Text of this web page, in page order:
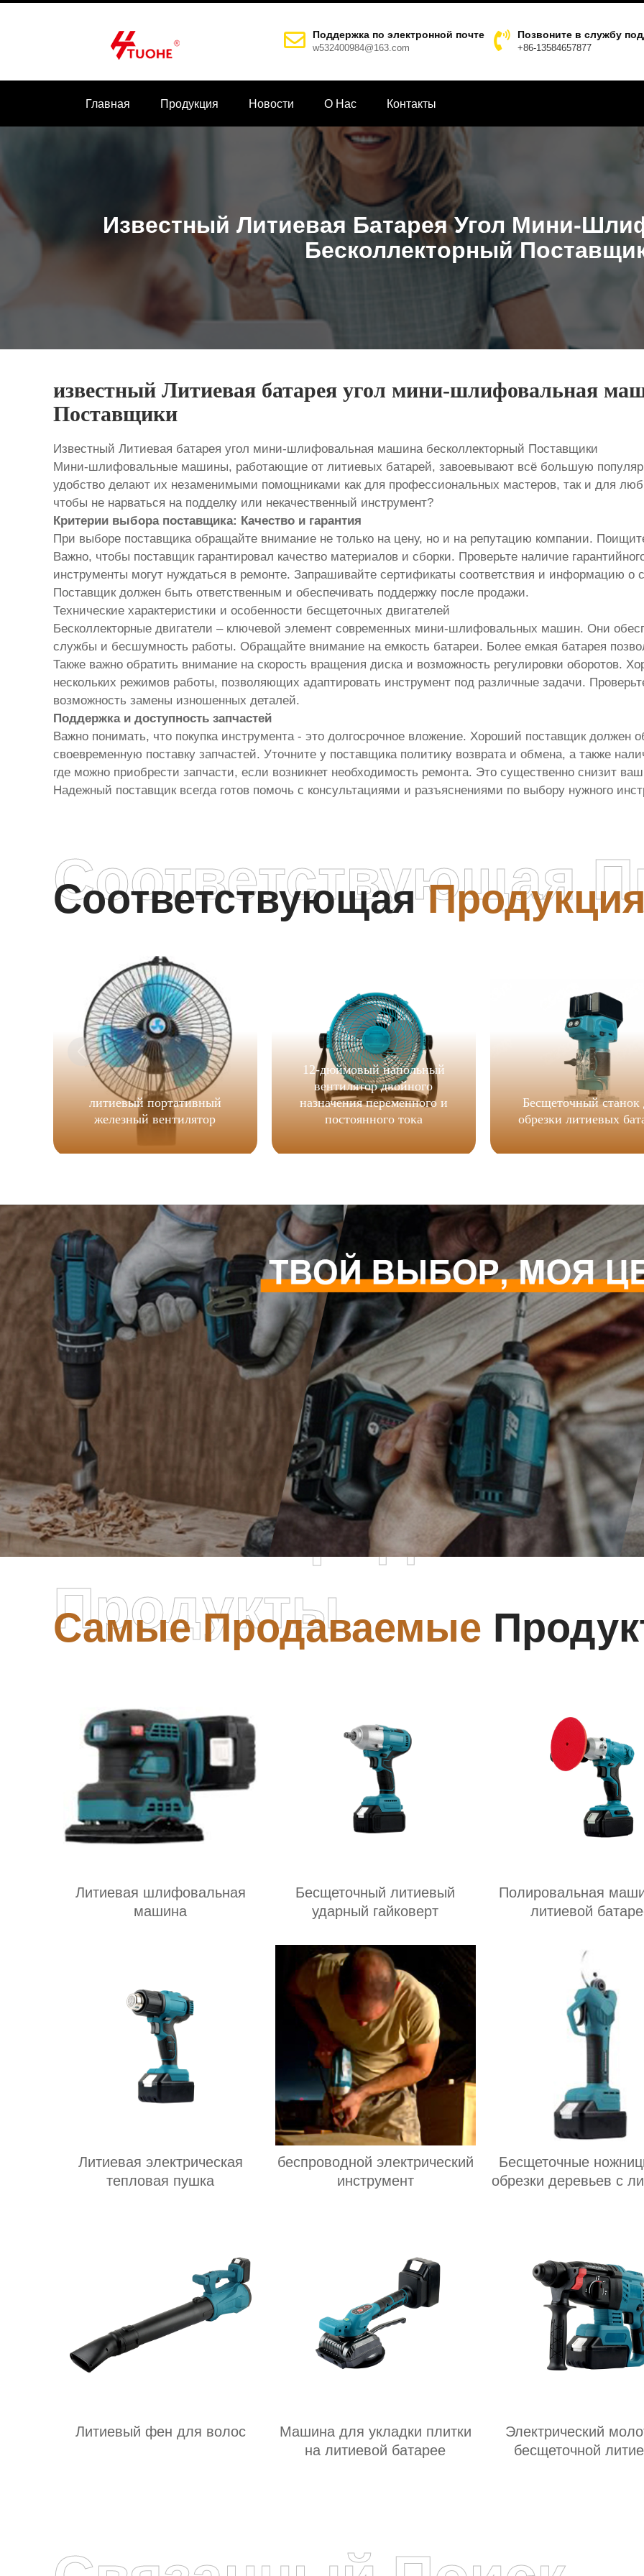
Поддержка по электронной почте
w532400984@163.com
Позвоните в службу
+86-13584657877
Главная Продукция Новости О Hас Контакты
Известный Литиевая Батарея Угол Мини-
Бесколлекторный
известный Литиевая батарея угол мини-шлифовальная
Поставщики
Известный Литиевая батарея угол мини-шлифовальная машина бесколлекторный Поставщики
Мини-шлифовальные машины, работающие от литиевых батарей, завоевывают всё большую
удобство делают их незаменимыми помощниками как для профессиональных мастеров, так и для
чтобы не нарваться на подделку или некачественный инструмент?
Критерии выбора поставщика: Качество и гарантия
При выборе поставщика обращайте внимание не только на цену, но и на репутацию компании.
Важно, чтобы поставщик гарантировал качество материалов и сборки. Проверьте наличие
инструменты могут нуждаться в ремонте. Запрашивайте сертификаты соответствия и информацию о
Поставщик должен быть ответственным и обеспечивать поддержку после продажи.
Технические характеристики и особенности бесщеточных двигателей
Бесколлекторные двигатели – ключевой элемент современных мини-шлифовальных машин. Они
службы и бесшумность работы. Обращайте внимание на емкость батареи. Более емкая батарея
Также важно обратить внимание на скорость вращения диска и возможность регулировки оборотов.
нескольких режимов работы, позволяющих адаптировать инструмент под различные задачи.
возможность замены изношенных деталей.
Поддержка и доступность запчастей
Важно понимать, что покупка инструмента - это долгосрочное вложение. Хороший поставщик должен
своевременную поставку запчастей. Уточните у поставщика политику возврата и обмена, а также
где можно приобрести запчасти, если возникнет необходимость ремонта. Это существенно снизит
Надежный поставщик всегда готов помочь с консультациями и разъяснениями по выбору нужного
Соответствующая
Соответствующая
литиевый портативный
железный вентилятор
12-дюймовый напольный
вентилятор двойного
назначения переменного и
постоянного тока
Бесщеточный станок
обрезки литиевых
Самые Продаваемые
Самые
Продукты
Литиевая шлифовальная
машина
Бесщеточный литиевый
ударный гайковерт
Полировальная
литиевой
Литиевая электрическая
тепловая пушка
беспроводной электрический
инструмент
Бесщеточные
обрезки деревьев с
Литиевый фен для волос
Машина для укладки плитки
на литиевой батарее
Электрический
бесщеточной